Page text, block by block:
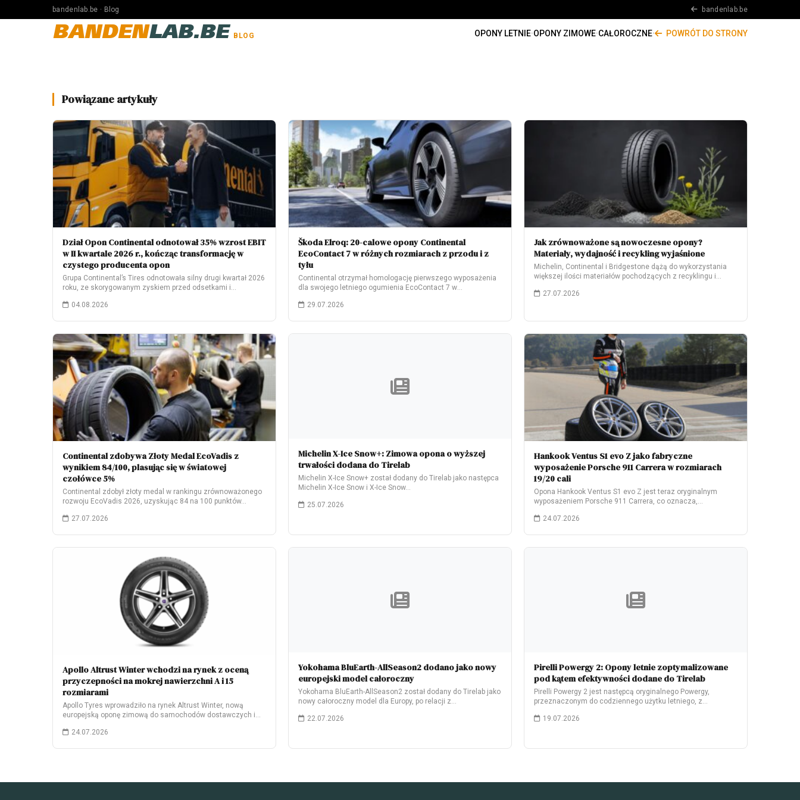
bandenlab.be · Blog bandenlab.be
BANDENLAB.BE BLOG OPONY LETNIE·OPONY ZIMOWE·CAŁOROCZNE· POWRÓT DO STRONY
Powiązane artykuły
Dział Opon Continental odnotował 35% wzrost EBIT
w II kwartale 2026 r., kończąc transformację w
czystego producenta opon
Grupa Continental’s Tires odnotowała silny drugi kwartał 2026
roku, ze skorygowanym zyskiem przed odsetkami i…
04.08.2026
Škoda Elroq: 20-calowe opony Continental
EcoContact 7 w różnych rozmiarach z przodu i z
tyłu
Continental otrzymał homologację pierwszego wyposażenia
dla swojego letniego ogumienia EcoContact 7 w
29.07.2026
Jak zrównoważone są nowoczesne opony?
Materiały, wydajność i recykling wyjaśnione
Michelin, Continental i Bridgestone dążą do wykorzystania
większej ilości materiałów pochodzących z recyklingu i
27.07.2026
Continental zdobywa Złoty Medal EcoVadis z
wynikiem 84/100, plasując się w światowej
czołówce 5%
Continental zdobył złoty medal w rankingu zrównoważonego
rozwoju EcoVadis 2026, uzyskując 84 na 100 punktów…
27.07.2026
Michelin X-Ice Snow+: Zimowa opona o wyższej
trwałości dodana do Tirelab
Michelin X-Ice Snow+ został dodany do Tirelab jako następca
Michelin X-Ice Snow i X-Ice Snow…
25.07.2026
Hankook Ventus S1 evo Z jako fabryczne
wyposażenie Porsche 911 Carrera w rozmiarach
19/20 cali
Opona Hankook Ventus S1 evo Z jest teraz oryginalnym
wyposażeniem Porsche 911 Carrera, co oznacza,…
24.07.2026
Apollo Altrust Winter wchodzi na rynek z oceną
przyczepności na mokrej nawierzchni A i 15
rozmiarami
Apollo Tyres wprowadziło na rynek Altrust Winter, nową
europejską oponę zimową do samochodów dostawczych i…
24.07.2026
Yokohama BluEarth-AllSeason2 dodano jako nowy
europejski model całoroczny
Yokohama BluEarth-AllSeason2 został dodany do Tirelab jako
nowy całoroczny model dla Europy, po relacji z…
22.07.2026
Pirelli Powergy 2: Opony letnie zoptymalizowane
pod kątem efektywności dodane do Tirelab
Pirelli Powergy 2 jest następcą oryginalnego Powergy,
przeznaczonym do codziennego użytku letniego, z
19.07.2026